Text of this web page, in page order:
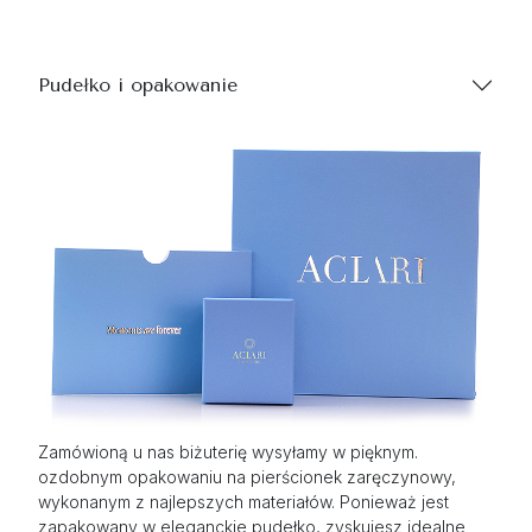
Pudełko i opakowanie
Zamówioną u nas biżuterię wysyłamy w pięknym.
ozdobnym opakowaniu na pierścionek zaręczynowy,
wykonanym z najlepszych materiałów. Ponieważ jest
zapakowany w eleganckie pudełko, zyskujesz idealne